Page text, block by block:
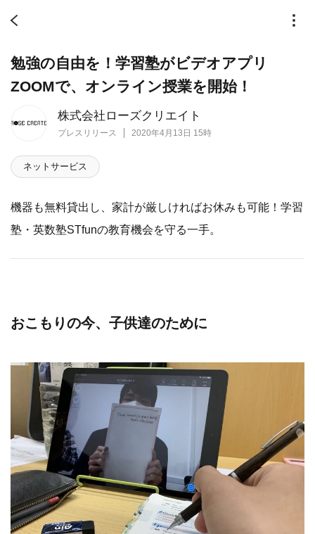
株式会社ローズクリエイト
プレスリリース 2020年4月13日 15時
勉強の自由を！学習塾がビデオアプリ
ZOOMで、オンライン授業を開始！
ネットサービス
機器も無料貸出し、家計が厳しければお休みも可能！学習
塾・英数塾STfunの教育機会を守る一手。
おこもりの今、子供達のために